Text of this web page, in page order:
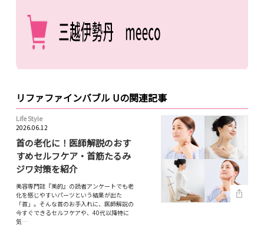
リファファインバブル Uの関連記事
Life Style
2026.06.12
首の老化に！医師解説のおす
すめセルフケア・首筋たるみ
ジワ対策を紹介
美容専門誌『美的』の読者アンケートでも老
化を感じやすいパーツという結果が出た
「首」。そんな首のお手入れに、医師解説の
今すぐできるセルフケアや、40代以降特に
気…